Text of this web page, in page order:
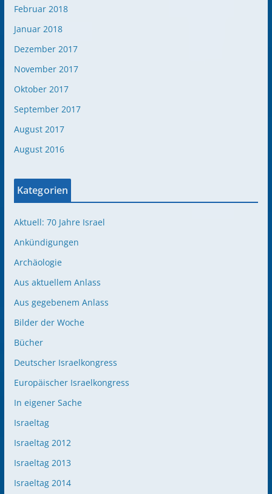
Februar 2018
Januar 2018
Dezember 2017
November 2017
Oktober 2017
September 2017
August 2017
August 2016
Kategorien
Aktuell: 70 Jahre Israel
Ankündigungen
Archäologie
Aus aktuellem Anlass
Aus gegebenem Anlass
Bilder der Woche
Bücher
Deutscher Israelkongress
Europäischer Israelkongress
In eigener Sache
Israeltag
Israeltag 2012
Israeltag 2013
Israeltag 2014